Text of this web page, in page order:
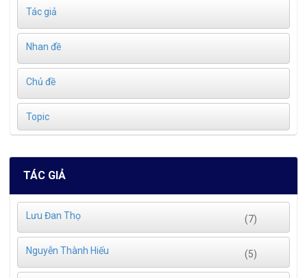
Tác giả
Nhan đề
Chủ đề
Topic
TÁC GIẢ
Lưu Đan Thọ (7)
Nguyễn Thành Hiếu (5)